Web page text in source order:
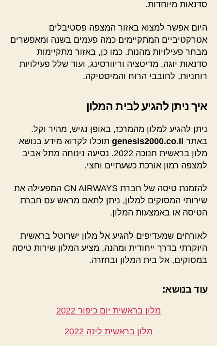
סדנאות מיוחדות.
היום אפשר למצוא באזור המצפה פסטיבלים
אטרקטיביים המתקיימים כמה פעמים בשנה ומאפשרים
מבחר פעילויות מהנות. כמו כן, באזור מתקיימות
סדנאות יוגה, מדיטציה וריוורסינג, ועוד שלל פעילויות
רוחניות, לחובבי הרוח והמיסטיקה.
איך ניתן להגיע לבית המלון
ניתן להגיע למלון מהמרכז, באופן נגיש, מהיר וקל.
באתר genesis2000.co.il תוכלו לקרוא מידע בנושא
מלון בראשית חנוכה 2022. נסיעה נינוחה מתל אביב
למצפה רמון אורכת כשעתיים וחצי.
להזמנת טיסה של חברת CN AIRWAYS המפעילה את
שירותי המסוקים למלון, ניתן לתאם מראש עם חברת
הטיסה או באמצעות המלון.
לאורחים שמעדיפים להגיע אל מלון ישרוטל בראשית
היוקרתי בדרך ייחודית ומהנה, מציע המלון שירות טיסה
במסוקים, אל בית המלון ובחזרה.
עוד בנושא:
מלון בראשית יום כיפור 2022
מלון בראשית לינה 2022